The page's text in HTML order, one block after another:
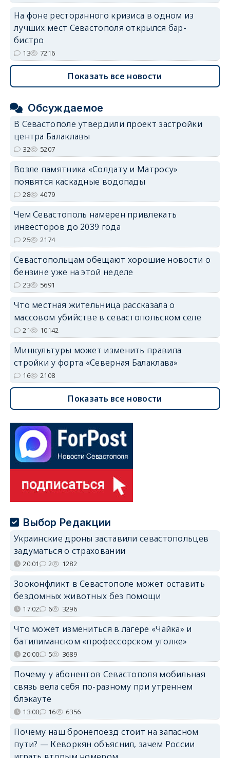
На фоне ресторанного кризиса в одном из
лучших мест Севастополя открылся бар-
бистро
13 7216
Показать все новости
Обсуждаемое
В Севастополе утвердили проект застройки
центра Балаклавы
32 5207
Возле памятника «Солдату и Матросу»
появятся каскадные водопады
28 4079
Чем Севастополь намерен привлекать
инвесторов до 2039 года
25 2174
Севастопольцам обещают хорошие новости о
бензине уже на этой неделе
23 5691
Что местная жительница рассказала о
массовом убийстве в севастопольском селе
21 10142
Минкультуры может изменить правила
стройки у форта «Северная Балаклава»
16 2108
Показать все новости
Выбор Редакции
Украинские дроны заставили севастопольцев
задуматься о страховании
20:01 2 1282
Зооконфликт в Севастополе может оставить
бездомных животных без помощи
17:02 6 3296
Что может измениться в лагере «Чайка» и
батилиманском «профессорском уголке»
20:00 5 3689
Почему у абонентов Севастополя мобильная
связь вела себя по-разному при утреннем
блэкауте
13:00 16 6356
Почему наш бронепоезд стоит на запасном
пути? — Кеворкян объяснил, зачем России